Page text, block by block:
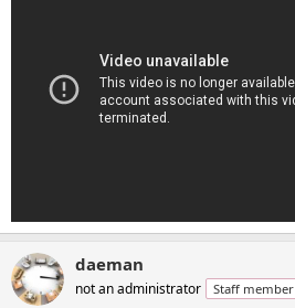
daeman
not an administrator Staff member